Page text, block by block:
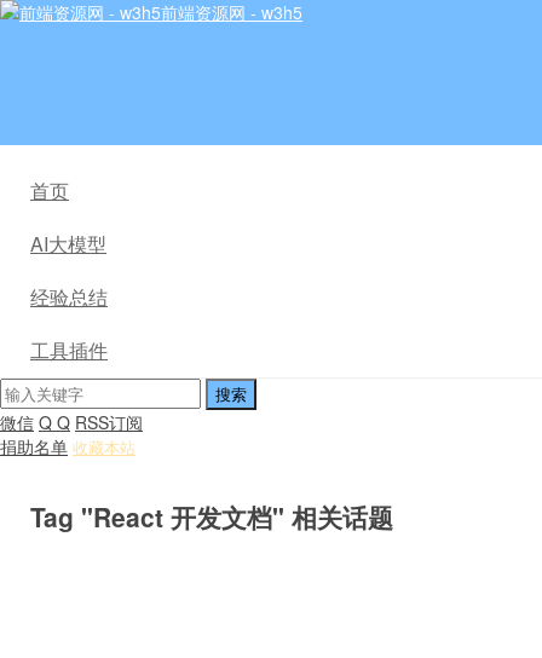
前端资源网 - w3h5
首页
AI大模型
经验总结
工具插件
微信 Q Q RSS订阅
捐助名单 收藏本站
Tag "React 开发文档" 相关话题